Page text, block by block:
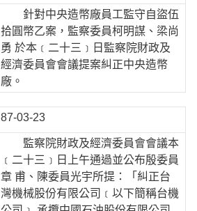
針對中央造幣廠員工監守自盜伍
拾圓幣乙案，監察委員柯明謀、梁尚
勇 於本﹝二十三﹞日監察院財政及
經濟委員會會議提案糾正中央造幣
廠。
87-03-23
監察院財政及經濟委員會會議本
﹝二十三﹞日上午通過並公布殷委員
章 甫、陳委員光宇所提：「糾正台
灣機械股份有限公司﹝以下簡稱台機